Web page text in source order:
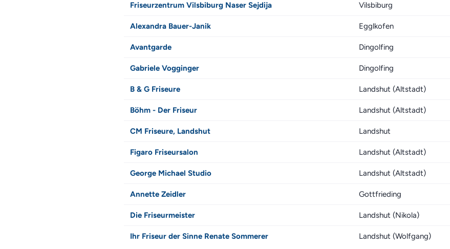
Friseurzentrum Vilsbiburg Naser Sejdija Vilsbiburg
Alexandra Bauer-Janik Egglkofen
Avantgarde Dingolfing
Gabriele Vogginger Dingolfing
B & G Friseure Landshut (Altstadt)
Böhm - Der Friseur Landshut (Altstadt)
CM Friseure, Landshut Landshut
Figaro Friseursalon Landshut (Altstadt)
George Michael Studio Landshut (Altstadt)
Annette Zeidler Gottfrieding
Die Friseurmeister Landshut (Nikola)
Ihr Friseur der Sinne Renate Sommerer Landshut (Wolfgang)